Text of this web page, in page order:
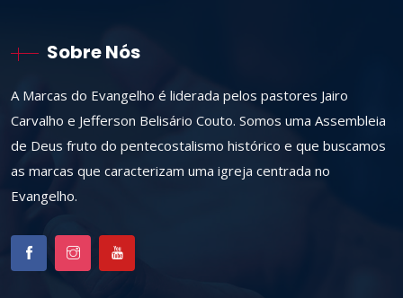
Sobre Nós
A Marcas do Evangelho é liderada pelos pastores Jairo
Carvalho e Jefferson Belisário Couto. Somos uma Assembleia
de Deus fruto do pentecostalismo histórico e que buscamos
as marcas que caracterizam uma igreja centrada no
Evangelho.